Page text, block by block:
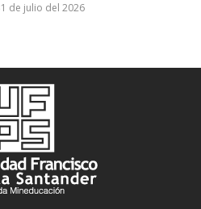
de julio del 2026